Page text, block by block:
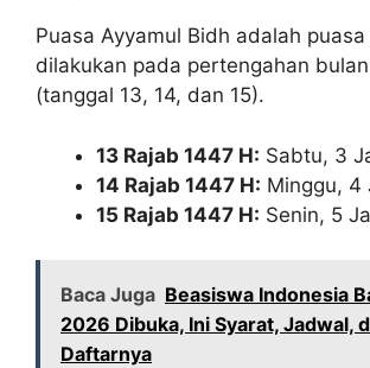
Puasa Ayyamul Bidh adalah
dilakukan pada pertengahan
(tanggal 13, 14, dan 15).
13 Rajab 1447 H: Sabtu, 3
14 Rajab 1447 H: Minggu, 4
15 Rajab 1447 H: Senin, 5
Baca Juga Beasiswa Indonesia
2026 Dibuka, Ini Syarat, Jadwal,
Daftarnya